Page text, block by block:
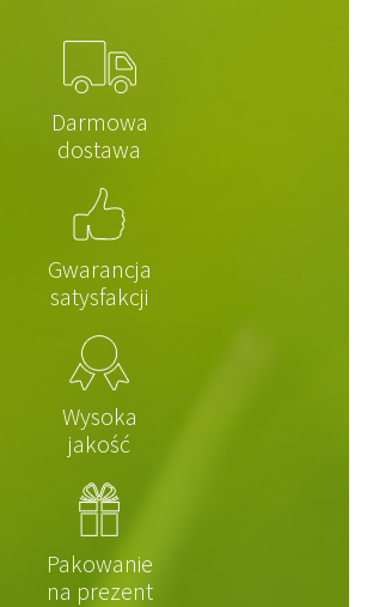
Darmowa
dostawa
Gwarancja
satysfakcji
Wysoka
jakość
Pakowanie
na prezent